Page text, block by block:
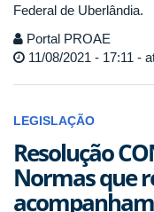
Federal de Uberlândia.
Portal PROAE
11/08/2021 - 17:11 -
LEGISLAÇÃO
Resolução
Normas que